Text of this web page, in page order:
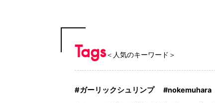
Tags＜人気のキーワード＞
ガーリックシュリンプ nokemuhara